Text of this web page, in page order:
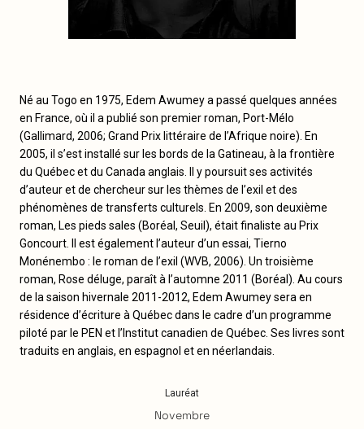
Né au Togo en 1975, Edem Awumey a passé quelques années
en France, où il a publié son premier roman, Port-Mélo
(Gallimard, 2006; Grand Prix littéraire de l’Afrique noire). En
2005, il s’est installé sur les bords de la Gatineau, à la frontière
du Québec et du Canada anglais. Il y poursuit ses activités
d’auteur et de chercheur sur les thèmes de l’exil et des
phénomènes de transferts culturels. En 2009, son deuxième
roman, Les pieds sales (Boréal, Seuil), était finaliste au Prix
Goncourt. Il est également l’auteur d’un essai, Tierno
Monénembo : le roman de l’exil (WVB, 2006). Un troisième
roman, Rose déluge, paraît à l’automne 2011 (Boréal). Au cours
de la saison hivernale 2011-2012, Edem Awumey sera en
résidence d’écriture à Québec dans le cadre d’un programme
piloté par le PEN et l’Institut canadien de Québec. Ses livres sont
traduits en anglais, en espagnol et en néerlandais.
Lauréat
Novembre